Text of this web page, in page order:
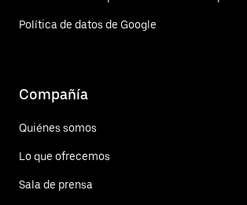
Política de datos de Google
Compañía
Quiénes somos
Lo que ofrecemos
Sala de prensa